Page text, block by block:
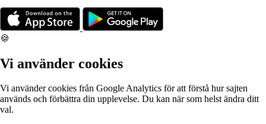
🍪
Vi använder cookies
Vi använder cookies från Google Analytics för att förstå hur sajten
används och förbättra din upplevelse. Du kan när som helst ändra ditt
val.